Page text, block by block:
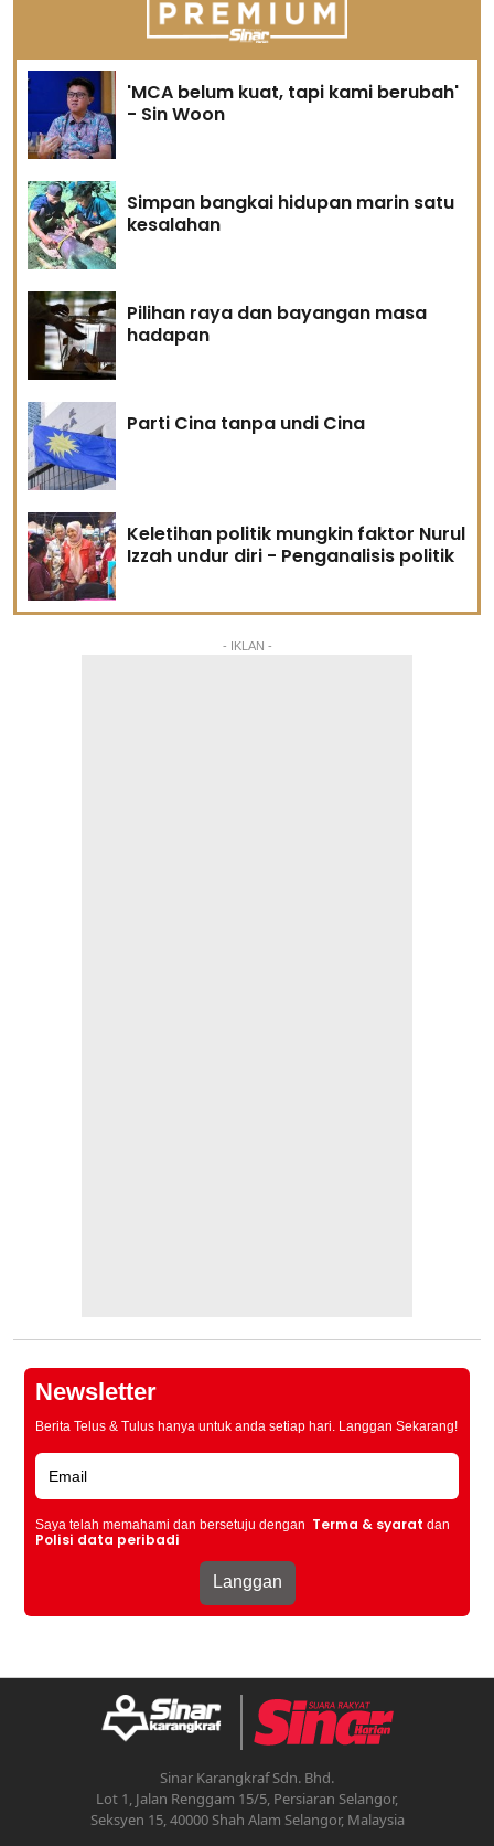
'MCA belum kuat, tapi kami berubah'
- Sin Woon
Simpan bangkai hidupan marin satu
kesalahan
Pilihan raya dan bayangan masa
hadapan
Parti Cina tanpa undi Cina
Keletihan politik mungkin faktor Nurul
Izzah undur diri - Penganalisis politik
- IKLAN -
Newsletter
Berita Telus & Tulus hanya untuk anda setiap hari. Langgan Sekarang!
Saya telah memahami dan bersetuju dengan Terma & syarat dan
Polisi data peribadi
Sinar Karangkraf Sdn. Bhd.
Lot 1, Jalan Renggam 15/5, Persiaran Selangor,
Seksyen 15, 40000 Shah Alam Selangor, Malaysia